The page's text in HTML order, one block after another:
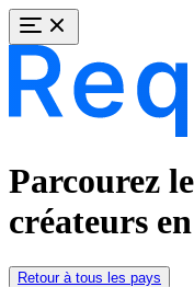
Parcourez
créateurs
Retour à tous les pays